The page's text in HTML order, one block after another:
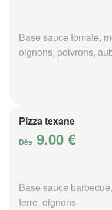
Base sauce tomate,
oignons, poivrons,
Pizza texane
Dès 9.00 €
Base sauce
terre, oignons